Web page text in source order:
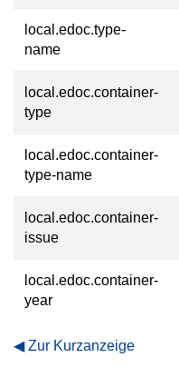
local.edoc.type-
name
local.edoc.container-
type
local.edoc.container-
type-name
local.edoc.container-
issue
local.edoc.container-
year
Zur Kurzanzeige